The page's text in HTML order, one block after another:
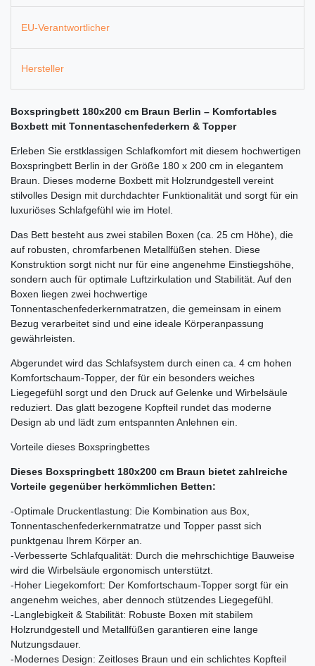
EU-Verantwortlicher
Hersteller
Boxspringbett 180x200 cm Braun Berlin – Komfortables
Boxbett mit Tonnentaschenfederkern & Topper
Erleben Sie erstklassigen Schlafkomfort mit diesem hochwertigen
Boxspringbett Berlin in der Größe 180 x 200 cm in elegantem
Braun. Dieses moderne Boxbett mit Holzrundgestell vereint
stilvolles Design mit durchdachter Funktionalität und sorgt für ein
luxuriöses Schlafgefühl wie im Hotel.
Das Bett besteht aus zwei stabilen Boxen (ca. 25 cm Höhe), die
auf robusten, chromfarbenen Metallfüßen stehen. Diese
Konstruktion sorgt nicht nur für eine angenehme Einstiegshöhe,
sondern auch für optimale Luftzirkulation und Stabilität. Auf den
Boxen liegen zwei hochwertige
Tonnentaschenfederkernmatratzen, die gemeinsam in einem
Bezug verarbeitet sind und eine ideale Körperanpassung
gewährleisten.
Abgerundet wird das Schlafsystem durch einen ca. 4 cm hohen
Komfortschaum-Topper, der für ein besonders weiches
Liegegefühl sorgt und den Druck auf Gelenke und Wirbelsäule
reduziert. Das glatt bezogene Kopfteil rundet das moderne
Design ab und lädt zum entspannten Anlehnen ein.
Vorteile dieses Boxspringbettes
Dieses Boxspringbett 180x200 cm Braun bietet zahlreiche
Vorteile gegenüber herkömmlichen Betten:
-Optimale Druckentlastung: Die Kombination aus Box,
Tonnentaschenfederkernmatratze und Topper passt sich
punktgenau Ihrem Körper an.
-Verbesserte Schlafqualität: Durch die mehrschichtige Bauweise
wird die Wirbelsäule ergonomisch unterstützt.
-Hoher Liegekomfort: Der Komfortschaum-Topper sorgt für ein
angenehm weiches, aber dennoch stützendes Liegegefühl.
-Langlebigkeit & Stabilität: Robuste Boxen mit stabilem
Holzrundgestell und Metallfüßen garantieren eine lange
Nutzungsdauer.
-Modernes Design: Zeitloses Braun und ein schlichtes Kopfteil